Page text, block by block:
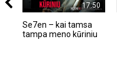
17:50
Se7en – kai tamsa
tampa meno kūriniu